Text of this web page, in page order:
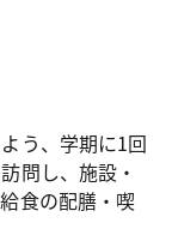
う、学期に1回
問し、施設・
食の配膳・喫